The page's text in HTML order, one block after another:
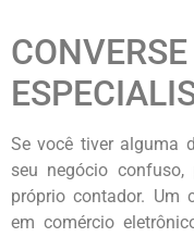
Se você tiver alguma
seu negócio
próprio contador. Um
em comércio